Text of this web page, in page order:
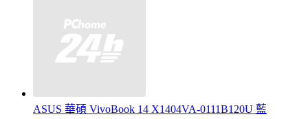
ASUS 華碩 VivoBook 14 X1404VA-0111B120U 藍